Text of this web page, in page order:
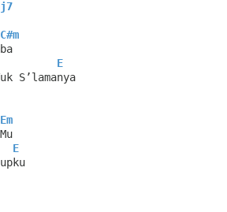
C#m
E
S’lamanya
Em
E